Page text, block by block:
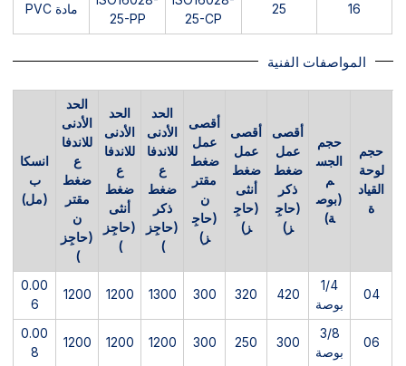
16
25
25-CP
25-PP
مادة PVC
المواصفات الفنية
حجم
لوحة
القياد
ة
حجم
الجس
م
(بوص
ة)
أقصى
عمل
ضغط
ذكر
(حاجِ
ز)
أقصى
عمل
ضغط
أنثى
(حاجِ
ز)
أقصى
عمل
ضغط
مقتر
ن
(حاجِ
ز)
الحد
الأدنى
للاندفا
ع
ضغط
ذكر
(حاجِز
)
الحد
الأدنى
للاندفا
ع
ضغط
أنثى
(حاجِز
)
الحد
الأدنى
للاندفا
ع
ضغط
مقتر
ن
(حاجِز
)
انسكا
ب
(مل)
04
1/4
بوصة
420
320
300
1300
1200
1200
0.00
6
06
3/8
بوصة
300
250
300
1200
1200
1200
0.00
8